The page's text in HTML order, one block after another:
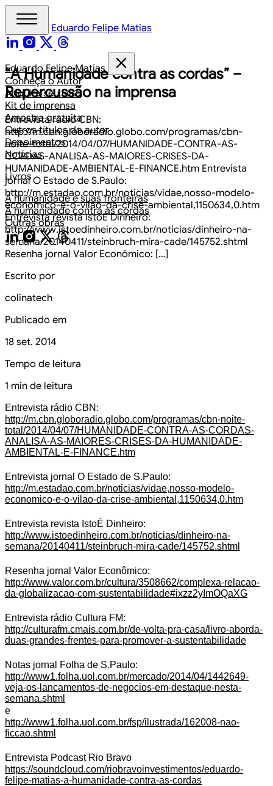
Eduardo Felipe Matias
Eduardo Felipe Matias
Conheça o Autor
Adquira seu livro
Kit de imprensa
Amostra gratuita
Outros títulos do autor
Depoimentos
Notícias
Livros
A humanidade e suas fronteiras
A humanidade contra as cordas
Outras obras
“A Humanidade contra as cordas” –
Repercussão na imprensa
Entrevista rádio CBN:
http://m.cbn.globoradio.globo.com/programas/cbn-
noite-total/2014/04/07/HUMANIDADE-CONTRA-AS-
CORDAS-ANALISA-AS-MAIORES-CRISES-DA-
HUMANIDADE-AMBIENTAL-E-FINANCE.htm Entrevista
jornal O Estado de S.Paulo:
http://m.estadao.com.br/noticias/vidae,nosso-modelo-
economico-e-o-vilao-da-crise-ambiental,1150634,0.htm
Entrevista revista IstoÉ Dinheiro:
http://www.istoedinheiro.com.br/noticias/dinheiro-na-
semana/20140411/steinbruch-mira-cade/145752.shtml
Resenha jornal Valor Econômico: […]
Escrito por
colinatech
Publicado em
18 set. 2014
Tempo de leitura
1 min de leitura
Entrevista rádio CBN:
http://m.cbn.globoradio.globo.com/programas/cbn-noite-
total/2014/04/07/HUMANIDADE-CONTRA-AS-CORDAS-
ANALISA-AS-MAIORES-CRISES-DA-HUMANIDADE-
AMBIENTAL-E-FINANCE.htm
Entrevista jornal O Estado de S.Paulo:
http://m.estadao.com.br/noticias/vidae,nosso-modelo-
economico-e-o-vilao-da-crise-ambiental,1150634,0.htm
Entrevista revista IstoÉ Dinheiro:
http://www.istoedinheiro.com.br/noticias/dinheiro-na-
semana/20140411/steinbruch-mira-cade/145752.shtml
Resenha jornal Valor Econômico:
http://www.valor.com.br/cultura/3508662/complexa-relacao-
da-globalizacao-com-sustentabilidade#ixzz2yImOQaXG
Entrevista rádio Cultura FM:
http://culturafm.cmais.com.br/de-volta-pra-casa/livro-aborda-
duas-grandes-frentes-para-promover-a-sustentabilidade
Notas jornal Folha de S.Paulo:
http://www1.folha.uol.com.br/mercado/2014/04/1442649-
veja-os-lancamentos-de-negocios-em-destaque-nesta-
semana.shtml
e
http://www1.folha.uol.com.br/fsp/ilustrada/162008-nao-
ficcao.shtml
Entrevista Podcast Rio Bravo
https://soundcloud.com/riobravoinvestimentos/eduardo-
felipe-matias-a-humanidade-contra-as-cordas